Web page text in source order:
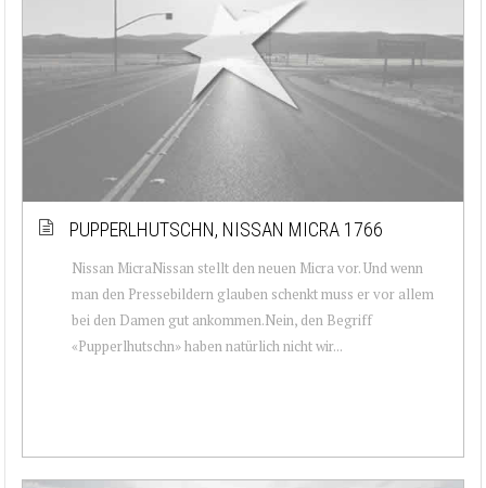
PUPPERLHUTSCHN, NISSAN MICRA 1766
Nissan MicraNissan stellt den neuen Micra vor. Und wenn
man den Pressebildern glauben schenkt muss er vor allem
bei den Damen gut ankommen.Nein, den Begriff
«Pupperlhutschn» haben natürlich nicht wir...